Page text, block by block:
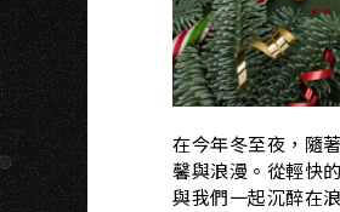
在今年冬至夜，隨
馨與浪漫。從輕快
與我們一起沉醉在